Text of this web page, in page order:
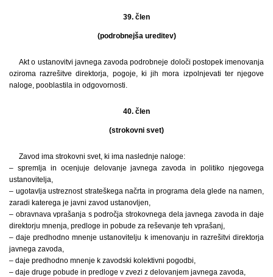
39. člen
(podrobnejša ureditev)
Akt o ustanovitvi javnega zavoda podrobneje določi postopek imenovanja
oziroma razrešitve direktorja, pogoje, ki jih mora izpolnjevati ter njegove
naloge, pooblastila in odgovornosti.
40. člen
(strokovni svet)
Zavod ima strokovni svet, ki ima naslednje naloge:
– spremlja in ocenjuje delovanje javnega zavoda in politiko njegovega
ustanovitelja,
– ugotavlja ustreznost strateškega načrta in programa dela glede na namen,
zaradi katerega je javni zavod ustanovljen,
– obravnava vprašanja s področja strokovnega dela javnega zavoda in daje
direktorju mnenja, predloge in pobude za reševanje teh vprašanj,
– daje predhodno mnenje ustanovitelju k imenovanju in razrešitvi direktorja
javnega zavoda,
– daje predhodno mnenje k zavodski kolektivni pogodbi,
– daje druge pobude in predloge v zvezi z delovanjem javnega zavoda,